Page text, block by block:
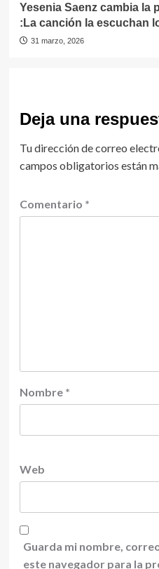
Yesenia Saenz cambia la
:La canción la escuchan
31 marzo, 2026
Deja una
Tu dirección de correo
campos obligatorios están
Comentario *
Nombre *
Web
Guarda mi nombre,
este navegador para la